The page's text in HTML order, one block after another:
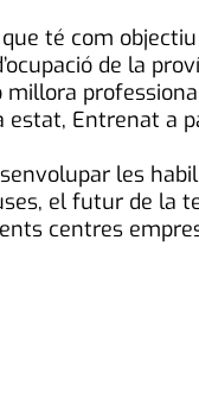
té com
de la
millora
Entrenat a
les
el futur de la
centres